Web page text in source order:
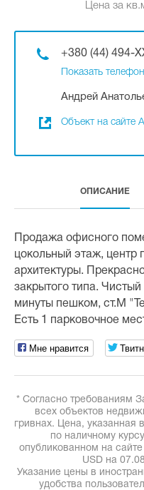
Цена за
+380 (44) 494-
Показать телефон
Андрей
Объект на сайте
ОПИСАНИЕ
Продажа офисного
цокольный этаж, центр
архитектуры.
закрытого типа.
минуты пешком, ст.М
Есть 1 парковочное
Мне нравится
* Согласно требованиям
всех объектов
гривнах. Цена, указанная
по наличному
опубликованном на
USD на
Указание цены в
удобства